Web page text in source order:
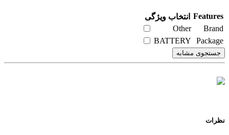
Features انتخاب ویژگی
Brand
Other
Package
BATTERY
جستجوی مشابه
نظرات